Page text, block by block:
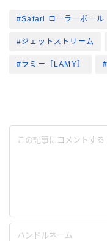
#Safari ローラーボール
#ジェットストリーム
#ラミー［LAMY］